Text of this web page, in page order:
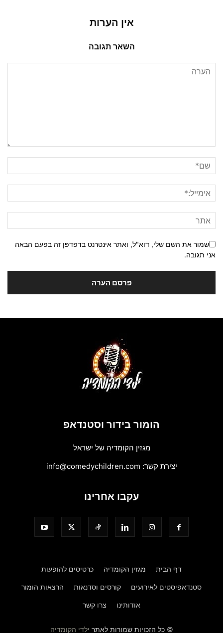
אין הערות
השאר תגובה
שמור את השם שלי, דוא"ל, ואתר אינטרנט בדפדפן זה בפעם הבאה
אני תגובה.
הומור בידור וסטנדאפ
מגזין הקומדיה של ישראל
יצירת קשר: info@comedychildren.com
עקבו אחרינו
דף הבית מגזין הקומדיה כרטיסים להופעות
סטנדאפיסטים לאירועים קורסים וסדנאות הרצאות הומור
אודותינו צרו קשר
© כל הזכויות שמורות לאתר ילדי הקומדיה